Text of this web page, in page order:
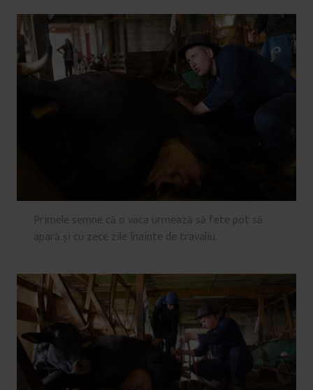
Primele semne că o vaca urmează să fete pot să
apară și cu zece zile înainte de travaliu.